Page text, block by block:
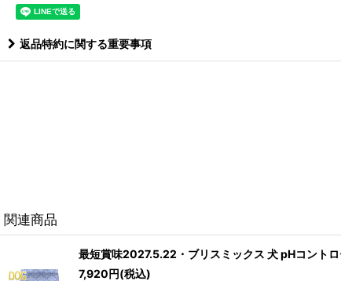
返品特約に関する重要事項
関連商品
最短賞味2027.5.22・ブリスミックス 犬 pHコント
7,920円(税込)